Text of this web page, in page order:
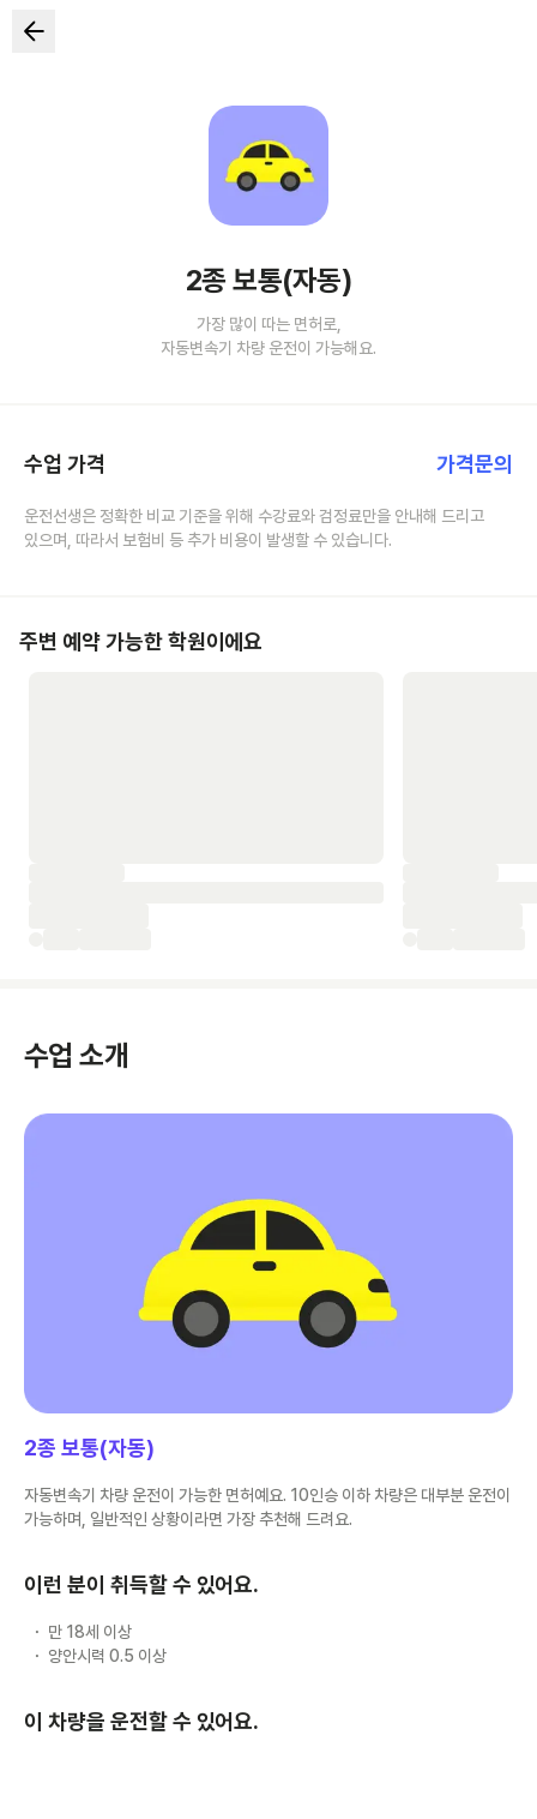
2종 보통(자동)
가장 많이 따는 면허로,
자동변속기 차량 운전이 가능해요.
수업 가격 가격문의
운전선생은 정확한 비교 기준을 위해 수강료와 검정료만을 안내해 드리고
있으며, 따라서 보험비 등 추가 비용이 발생할 수 있습니다.
주변 예약 가능한 학원이에요
수업 소개
2종 보통(자동)
자동변속기 차량 운전이 가능한 면허예요. 10인승 이하 차량은 대부분 운전이
가능하며, 일반적인 상황이라면 가장 추천해 드려요.
이런 분이 취득할 수 있어요.
만 18세 이상
양안시력 0.5 이상
이 차량을 운전할 수 있어요.